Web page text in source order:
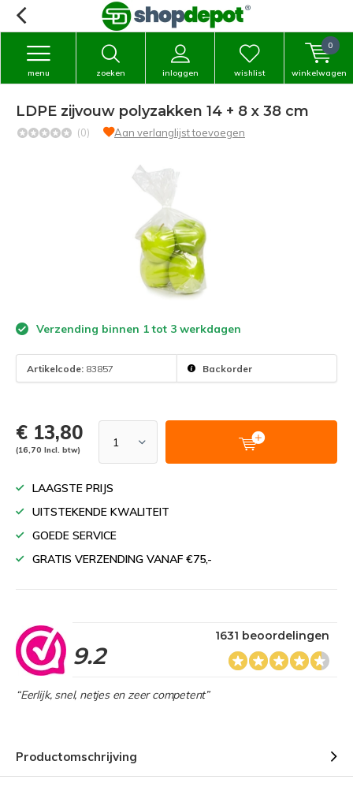
zoeken inloggen
menu wishlist winkelwagen
0
LDPE zijvouw polyzakken 14 + 8 x 38 cm
(0) Aan verlanglijst toevoegen
Verzending binnen 1 tot 3 werkdagen
Artikelcode: 83857 Backorder
€ 13,80
(16,70 Incl. btw)
LAAGSTE PRIJS
UITSTEKENDE KWALITEIT
GOEDE SERVICE
GRATIS VERZENDING VANAF €75,-
9.2
1631 beoordelingen
“Eerlijk, snel, netjes en zeer competent”
Productomschrijving